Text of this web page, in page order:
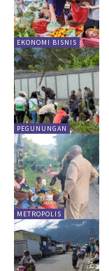
EKONOMI BISNIS
PEGUNUNGAN
METROPOLIS